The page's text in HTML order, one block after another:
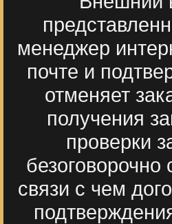
менеджер
почте и
отменяет
получения
проверки
связи с чем